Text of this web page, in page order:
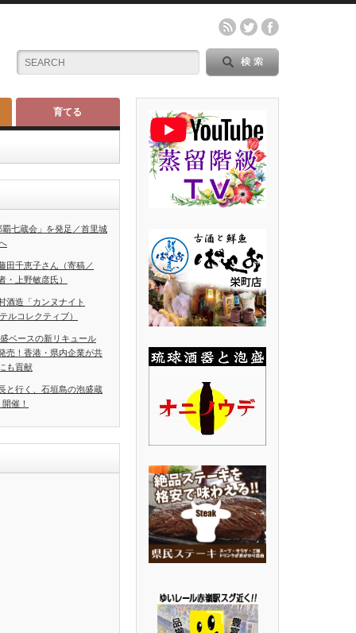
育てる
七蔵会」を発足／首里城
田千恵子さん（寄稿／
・上野敏彦氏）
酒造「カンヌナイト
ルコレクティブ）
ベースの新リキュール
売！香港・県内企業が共
も貢献
と行く、石垣島の泡盛蔵
催！